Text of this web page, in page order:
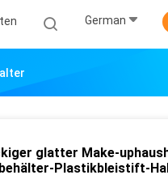
German
glatter Make-
Plastikbleistift-